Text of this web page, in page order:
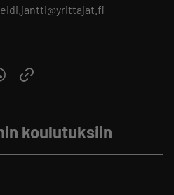
koulutuksiin